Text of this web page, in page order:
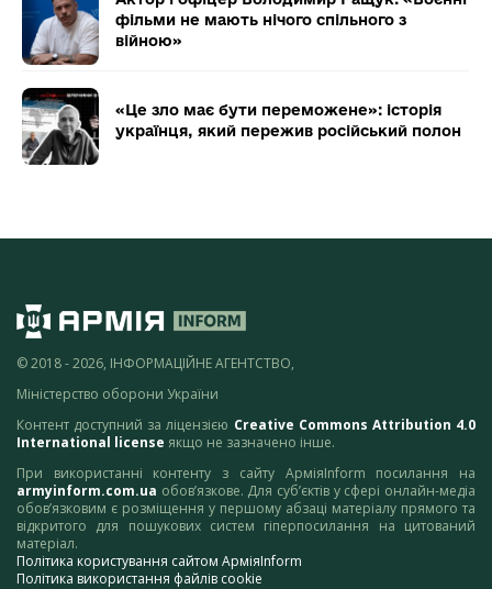
фільми не мають нічого спільного з
війною»
«Це зло має бути переможене»: історія
українця, який пережив російський полон
© 2018 - 2026, ІНФОРМАЦІЙНЕ АГЕНТСТВО,
Міністерство оборони України
Контент доступний за ліцензією Creative Commons Attribution 4.0
International license якщо не зазначено інше.
При використанні контенту з сайту АрміяInform посилання на
armyinform.com.ua обов’язкове. Для суб’єктів у сфері онлайн-медіа
обов’язковим є розміщення у першому абзаці матеріалу прямого та
відкритого для пошукових систем гіперпосилання на цитований
матеріал.
Політика користування сайтом АрміяInform
Політика використання файлів cookie